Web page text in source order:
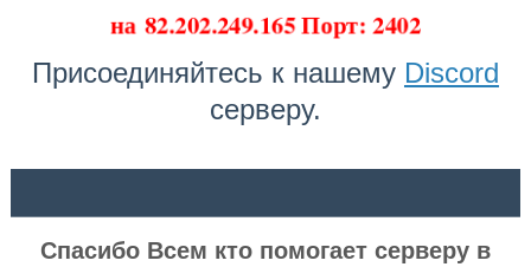
на82.202.249.165 Порт: 2402
Присоединяйтесь к нашему Discord
серверу.
Спасибо Всем кто помогает серверу в